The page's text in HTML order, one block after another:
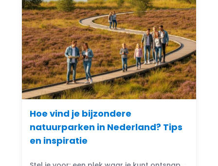
Hoe vind je bijzondere
natuurparken in Nederland? Tips
en inspiratie